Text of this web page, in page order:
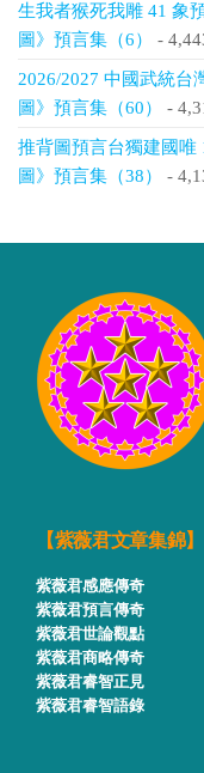
生我者猴死我雕 41 象
圖》預言集（6）
-
2026/2027 中國武統台
圖》預言集（60）
-
推背圖預言台獨建國唯
圖》預言集（38）
-
【紫薇君文章集錦】
紫薇君感應傳奇
紫薇君預言傳奇
紫薇君世論觀點
紫薇君商略傳奇
紫薇君睿智正見
紫薇君睿智語錄